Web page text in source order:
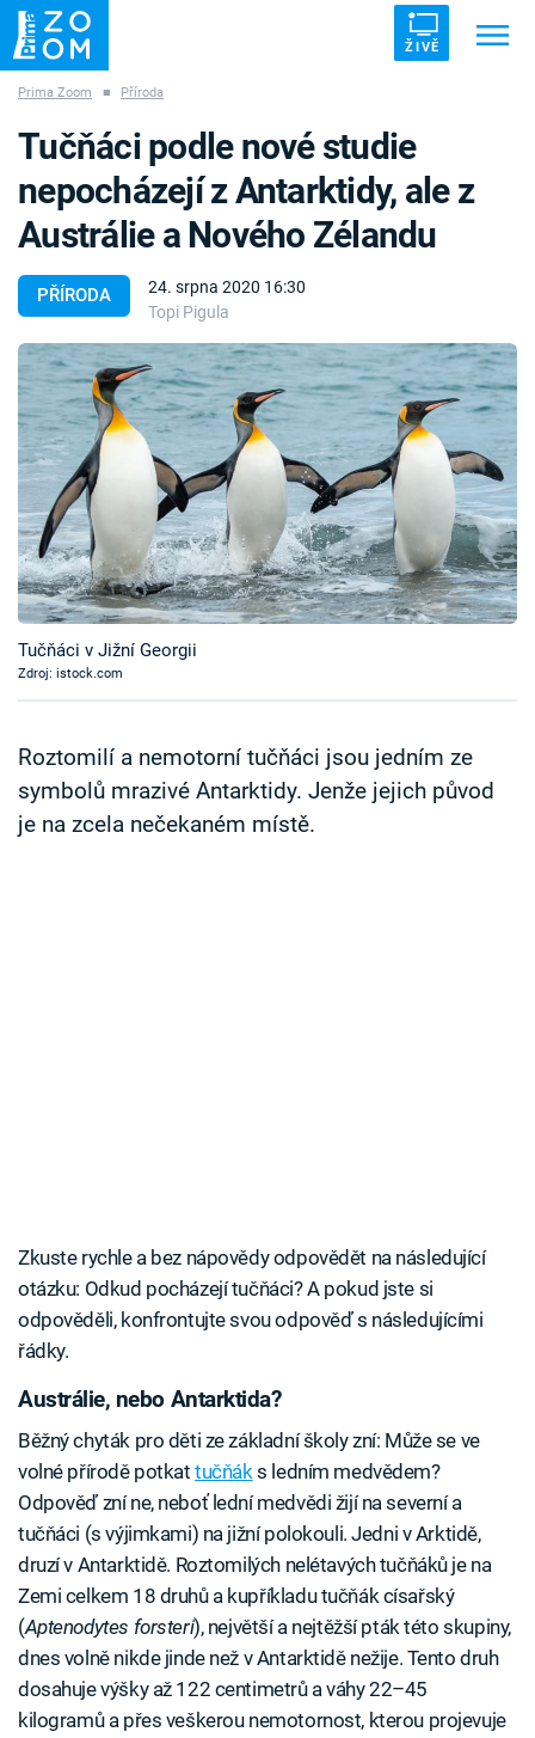
ŽIVĚ
ZÁHADY VETŘELCI DÁVNOVĚKU
Témata
Témata
Pořady
TV Program
Časopis
Sledujte prima+
Sledujte nás
Prima Zoom ■ Příroda
PŘÍRODA
24. srpna 2020 16:30
Topi Pigula
Tučňáci podle nové studie
nepocházejí z Antarktidy, ale z
Austrálie a Nového Zélandu
Tučňáci v Jižní Georgii
Zdroj: istock.com
Roztomilí a nemotorní tučňáci jsou jedním ze
symbolů mrazivé Antarktidy. Jenže jejich původ
je na zcela nečekaném místě.
Zkuste rychle a bez nápovědy odpovědět na následující
otázku: Odkud pocházejí tučňáci? A pokud jste si
odpověděli, konfrontujte svou odpověď s následujícími
řádky.
Austrálie, nebo Antarktida?
Běžný chyták pro děti ze základní školy zní: Může se ve
volné přírodě potkattučňák s ledním medvědem?
Odpověď zní ne, neboť lední medvědi žijí na severní a
tučňáci (s výjimkami) na jižní polokouli. Jedni v Arktidě,
druzí v Antarktidě. Roztomilých nelétavých tučňáků je na
Zemi celkem 18 druhů a kupříkladu tučňák císařský
(Aptenodytes forsteri), největší a nejtěžší pták této skupiny,
dnes volně nikde jinde než v Antarktidě nežije. Tento druh
dosahuje výšky až 122 centimetrů a váhy 22–45
kilogramů a přes veškerou nemotornost, kterou projevuje